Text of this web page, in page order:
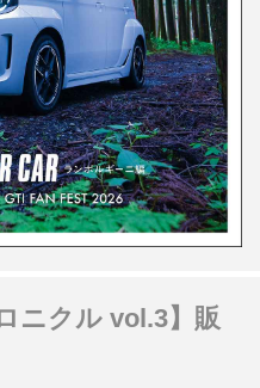
ニクル vol.3】販